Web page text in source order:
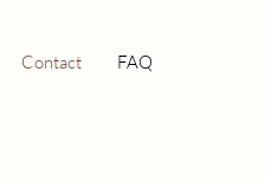
Contact FAQ